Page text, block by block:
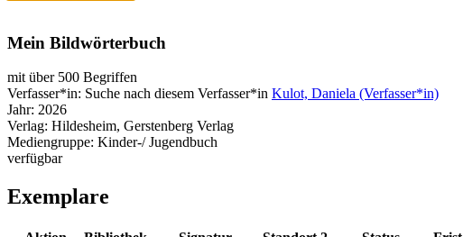
Mein Bildwörterbuch
mit über 500 Begriffen
Verfasser*in: Suche nach diesem Verfasser*in Kulot, Daniela (Verfasser*in)
Jahr: 2026
Verlag: Hildesheim, Gerstenberg Verlag
Mediengruppe: Kinder-/ Jugendbuch
verfügbar
Exemplare